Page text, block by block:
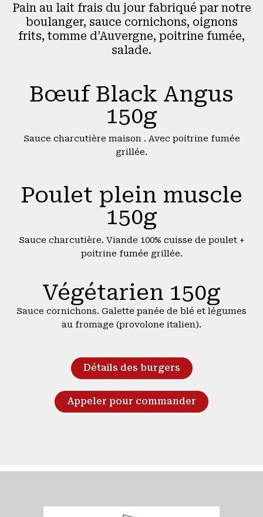
Pain au lait frais du jour fabriqué par notre
boulanger, sauce cornichons, oignons
frits, tomme d’Auvergne, poitrine fumée,
salade.
Bœuf Black Angus
150g
Sauce charcutière maison . Avec poitrine fumée
grillée.
Poulet plein muscle
150g
Sauce charcutière. Viande 100% cuisse de poulet +
poitrine fumée grillée.
Végétarien 150g
Sauce cornichons. Galette panée de blé et légumes
au fromage (provolone italien).
Détails des burgers
Appeler pour commander